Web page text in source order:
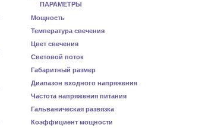
ПАРАМЕТРЫ
Мощность
Температура свечения
Цвет свечения
Световой поток
Габаритный размер
Диапазон входного напряжения
Частота напряжения питания
Гальваническая развязка
Коэффициент мощности